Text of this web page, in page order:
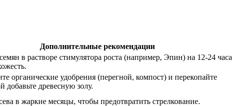
Дополнительные рекомендации
в растворе стимулятора роста (например, Эпин) на 12-24 часа
органические удобрения (перегной, компост) и перекопайте
добавьте древесную золу.
в жаркие месяцы, чтобы предотвратить стрелкование.